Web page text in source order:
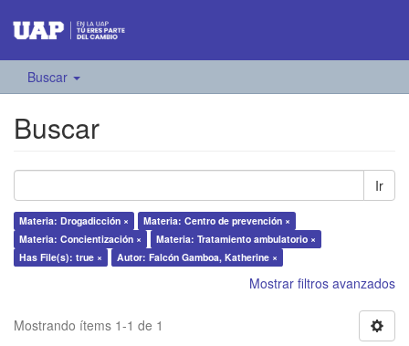
Buscar
Buscar
Ir
Materia: Drogadicción ×
Materia: Centro de prevención ×
Materia: Concientización ×
Materia: Tratamiento ambulatorio ×
Has File(s): true ×
Autor: Falcón Gamboa, Katherine ×
Mostrar filtros avanzados
Mostrando ítems 1-1 de 1